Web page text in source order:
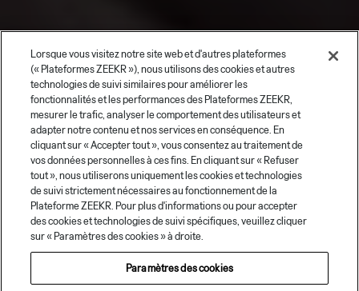
Tout nouveau ZEEKR 7GT
Performance et savoir-faire
révolutionnaires
3.3s (1)
0-100 km/h
655km (1)
Autonomie (jusqu’à)
Recharge en
10minutes
(1)
(Parcourir 340 km -
avec batterie de 75
kWh ou 100 kWh)
Configurez votre Zeekr 7GT
Lorsque vous visitez notre site web et d'autres plateformes
(« Plateformes ZEEKR »), nous utilisons des cookies et autres
technologies de suivi similaires pour améliorer les
fonctionnalités et les performances des Plateformes ZEEKR,
mesurer le trafic, analyser le comportement des utilisateurs et
adapter notre contenu et nos services en conséquence. En
cliquant sur « Accepter tout », vous consentez au traitement de
vos données personnelles à ces fins. En cliquant sur « Refuser
tout », nous utiliserons uniquement les cookies et technologies
de suivi strictement nécessaires au fonctionnement de la
Plateforme ZEEKR. Pour plus d'informations ou pour accepter
des cookies et technologies de suivi spécifiques, veuillez cliquer
sur « Paramètres des cookies » à droite.
Paramètres des cookies